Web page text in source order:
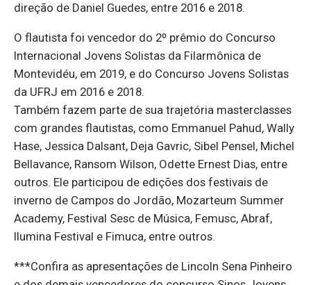
direção de Daniel Guedes, entre 2016 e 2018.
O flautista foi vencedor do 2º prêmio do Concurso
Internacional Jovens Solistas da Filarmônica de
Montevidéu, em 2019, e do Concurso Jovens Solistas
da UFRJ em 2016 e 2018.
Também fazem parte de sua trajetória masterclasses
com grandes flautistas, como Emmanuel Pahud, Wally
Hase, Jessica Dalsant, Deja Gavric, Sibel Pensel, Michel
Bellavance, Ransom Wilson, Odette Ernest Dias, entre
outros. Ele participou de edições dos festivais de
inverno de Campos do Jordão, Mozarteum Summer
Academy, Festival Sesc de Música, Femusc, Abraf,
Ilumina Festival e Fimuca, entre outros.
***Confira as apresentações de Lincoln Sena Pinheiro